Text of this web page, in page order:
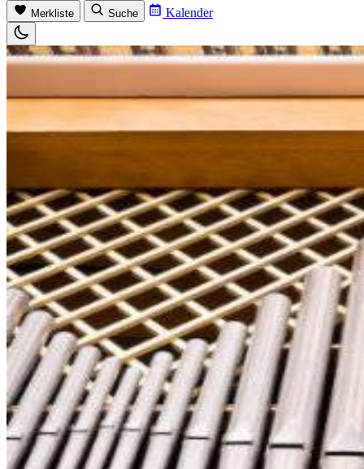
Merkliste Suche Kalender